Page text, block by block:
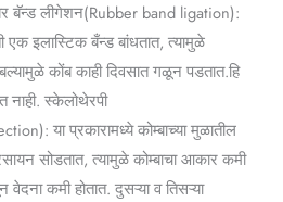
बॅन्ड लीगेशन(Rubber band ligation):
एक इलास्टिक बँन्ड बांधतात, त्यामुळे
कोंब काही दिवसात गळून पडतात.हि
नाही. स्केलोथेरपी
या प्रकारामध्ये कोम्बाच्या मुळातील
सोडतात, त्यामुळे कोम्बाचा आकार कमी
वेदना कमी होतात. दुसऱ्या व तिसऱ्या